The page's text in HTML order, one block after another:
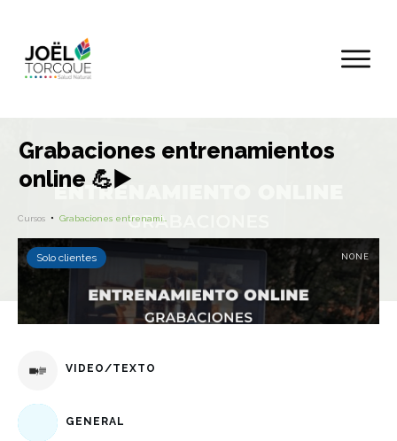
Grabaciones entrenamientos
online 💪▶️
Cursos
Solo clientes NONE
VIDEO/TEXTO
GENERAL